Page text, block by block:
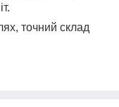
точний склад